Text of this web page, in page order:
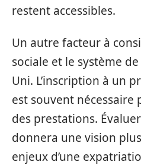
restent accessibles.
Un autre facteur à
sociale et le système
Uni. L’inscription à un
est souvent nécessaire
des prestations.
donnera une vision
enjeux d’une